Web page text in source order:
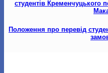
студентів Кременчуцького
Положення про перевід